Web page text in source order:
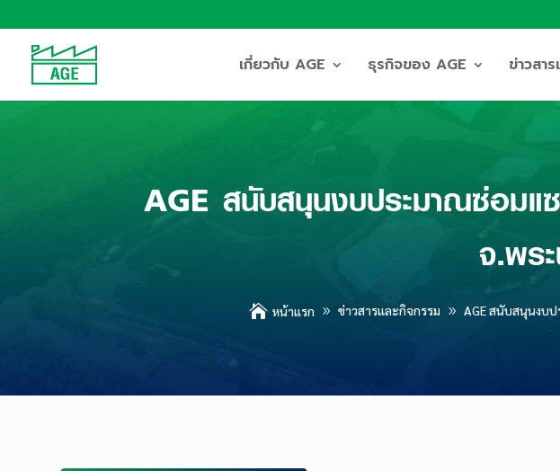
เกี่ยวกับ AGE ธุรกิจของ AGE ข่าวสา
AGE สนับสนุนงบประมาณซ่อมแ
จ.พร
 หน้าแรก ข่าวสารและกิจกรรม AGE สนับสนุนงบ